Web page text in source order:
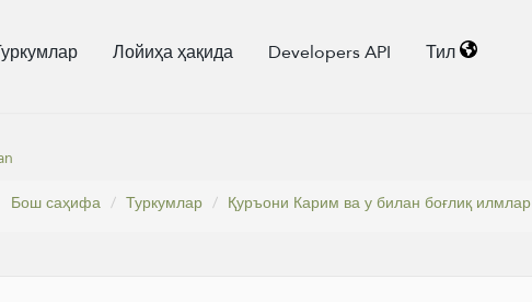
Лойиҳа ҳақида Developers API Тил
Бош саҳифа
Туркумлар Қуръони Карим ва у билан боғлиқ илмлар